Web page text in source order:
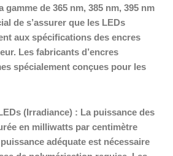
gamme de 365 nm, 385 nm, 395 nm
de s’assurer que les LEDs
aux spécifications des encres
Les fabricants d’encres
spécialement conçues pour les
(Irradiance) : La puissance des
en milliwatts par centimètre
adéquate est nécessaire